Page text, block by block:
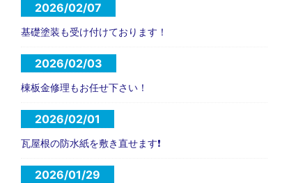
2026/02/07
基礎塗装も受け付けております！
2026/02/03
棟板金修理もお任せ下さい！
2026/02/01
瓦屋根の防水紙を敷き直せます❗️
2026/01/29